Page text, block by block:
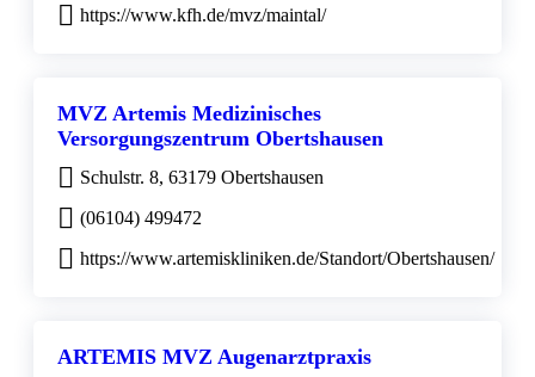
https://www.kfh.de/mvz/maintal/
MVZ Artemis Medizinisches
Versorgungszentrum Obertshausen
Schulstr. 8, 63179 Obertshausen
(06104) 499472
https://www.artemiskliniken.de/Standort/Obertshausen/
ARTEMIS MVZ Augenarztpraxis